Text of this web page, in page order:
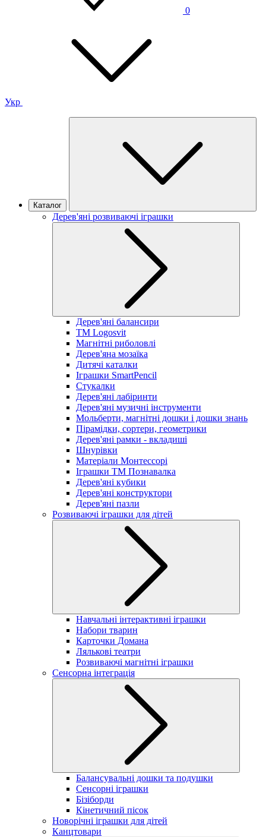
0
Укр
Каталог
Дерев'яні розвиваючі іграшки
Дерев'яні балансири
TM Logosvit
Магнітні риболовлі
Дерев'яна мозаїка
Дитячі каталки
Іграшки SmartPencil
Стукалки
Дерев'яні лабіринти
Дерев'яні музичні інструменти
Мольберти, магнітні дошки і дошки знань
Пірамідки, сортери, геометрики
Дерев'яні рамки - вкладиші
Шнурівки
Матеріали Монтессорі
Іграшки ТМ Познавалка
Дерев'яні кубики
Дерев'яні конструктори
Дерев'яні пазли
Розвиваючі іграшки для дітей
Навчальні інтерактивні іграшки
Набори тварин
Карточки Домана
Лялькові театри
Розвиваючі магнітні іграшки
Сенсорна інтеграція
Балансувальні дошки та подушки
Сенсорні іграшки
Бізіборди
Кінетичний пісок
Новорічні іграшки для дітей
Канцтовари